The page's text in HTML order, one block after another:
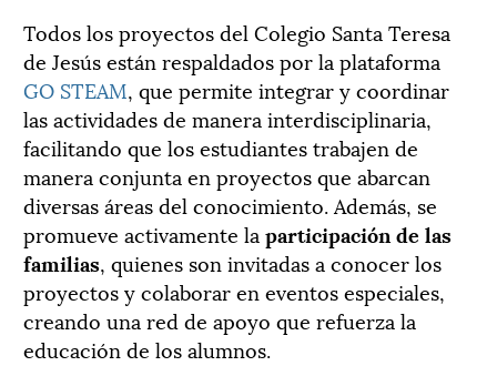
Todos los proyectos del Colegio Santa Teresa
de Jesús están respaldados por la plataforma
GO STEAM, que permite integrar y coordinar
las actividades de manera interdisciplinaria,
facilitando que los estudiantes trabajen de
manera conjunta en proyectos que abarcan
diversas áreas del conocimiento. Además, se
promueve activamente la participación de las
familias, quienes son invitadas a conocer los
proyectos y colaborar en eventos especiales,
creando una red de apoyo que refuerza la
educación de los alumnos.